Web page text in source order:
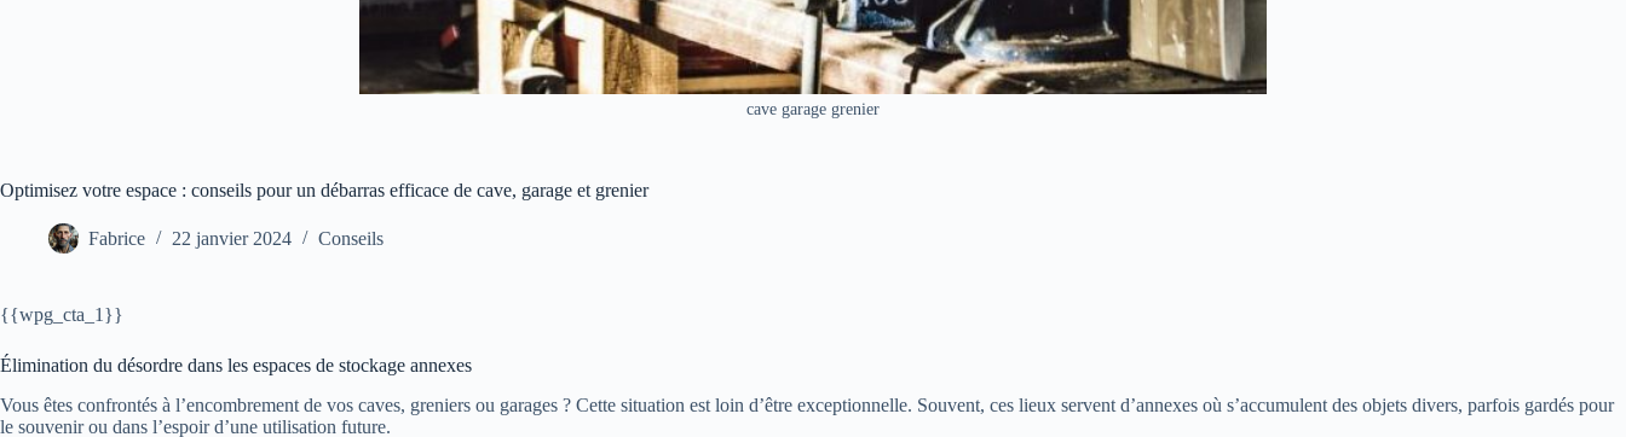
cave garage grenier
Optimisez votre espace : conseils pour un débarras efficace de cave, garage et grenier
Fabrice 22 janvier 2024 Conseils
{{wpg_cta_1}}
Élimination du désordre dans les espaces de stockage annexes
Vous êtes confrontés à l’encombrement de vos caves, greniers ou garages ? Cette situation est loin d’être exceptionnelle. Souvent, ces lieux servent d’annexes où s’accumulent des objets divers, parfois gardés pour
le souvenir ou dans l’espoir d’une utilisation future.